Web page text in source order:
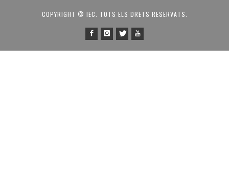
COPYRIGHT © IEC. TOTS ELS DRETS RESERVATS.